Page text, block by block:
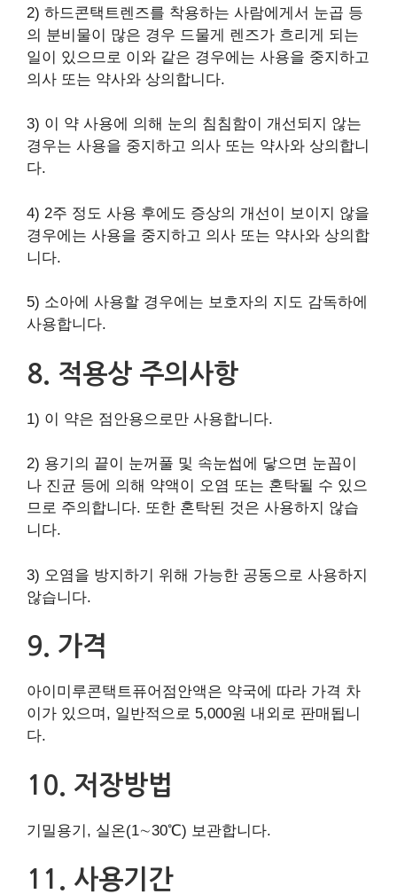
2) 하드콘택트렌즈를 착용하는 사람에게서 눈곱 등
의 분비물이 많은 경우 드물게 렌즈가 흐리게 되는
일이 있으므로 이와 같은 경우에는 사용을 중지하고
의사 또는 약사와 상의합니다.
3) 이 약 사용에 의해 눈의 침침함이 개선되지 않는
경우는 사용을 중지하고 의사 또는 약사와 상의합니
다.
4) 2주 정도 사용 후에도 증상의 개선이 보이지 않을
경우에는 사용을 중지하고 의사 또는 약사와 상의합
니다.
5) 소아에 사용할 경우에는 보호자의 지도 감독하에
사용합니다.
8. 적용상 주의사항
1) 이 약은 점안용으로만 사용합니다.
2) 용기의 끝이 눈꺼풀 및 속눈썹에 닿으면 눈꼽이
나 진균 등에 의해 약액이 오염 또는 혼탁될 수 있으
므로 주의합니다. 또한 혼탁된 것은 사용하지 않습
니다.
3) 오염을 방지하기 위해 가능한 공동으로 사용하지
않습니다.
9. 가격
아이미루콘택트퓨어점안액은 약국에 따라 가격 차
이가 있으며, 일반적으로 5,000원 내외로 판매됩니
다.
10. 저장방법
기밀용기, 실온(1∼30℃) 보관합니다.
11. 사용기간